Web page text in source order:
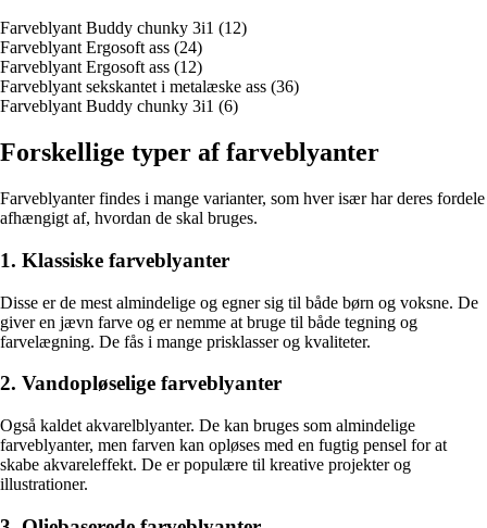
Farveblyant Buddy chunky 3i1 (12)
Farveblyant Ergosoft ass (24)
Farveblyant Ergosoft ass (12)
Farveblyant sekskantet i metalæske ass (36)
Farveblyant Buddy chunky 3i1 (6)
Forskellige typer af farveblyanter
Farveblyanter findes i mange varianter, som hver især har deres fordele
afhængigt af, hvordan de skal bruges.
1. Klassiske farveblyanter
Disse er de mest almindelige og egner sig til både børn og voksne. De
giver en jævn farve og er nemme at bruge til både tegning og
farvelægning. De fås i mange prisklasser og kvaliteter.
2. Vandopløselige farveblyanter
Også kaldet akvarelblyanter. De kan bruges som almindelige
farveblyanter, men farven kan opløses med en fugtig pensel for at
skabe akvareleffekt. De er populære til kreative projekter og
illustrationer.